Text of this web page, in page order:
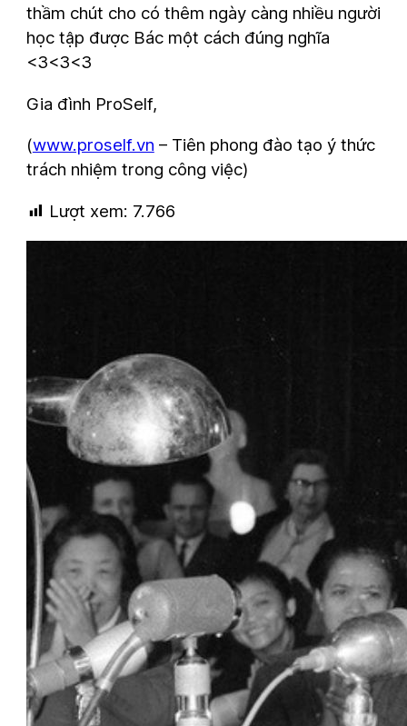
thầm chút cho có thêm ngày càng nhiều người
học tập được Bác một cách đúng nghĩa
<3<3<3
Gia đình ProSelf,
(www.proself.vn – Tiên phong đào tạo ý thức
trách nhiệm trong công việc)
Lượt xem: 7.766